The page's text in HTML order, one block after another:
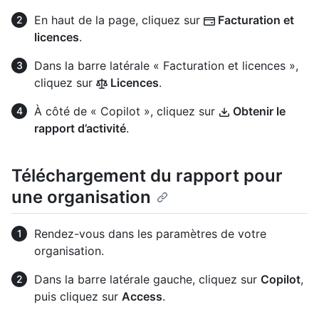
En haut de la page, cliquez sur
Facturation et
licences.
Dans la barre latérale « Facturation et licences »,
cliquez sur
Licences.
À côté de « Copilot », cliquez sur
Obtenir le
rapport d’activité.
Téléchargement du rapport pour
une organisation
Rendez-vous dans les paramètres de votre
organisation.
Dans la barre latérale gauche, cliquez sur Copilot,
puis cliquez sur Access.